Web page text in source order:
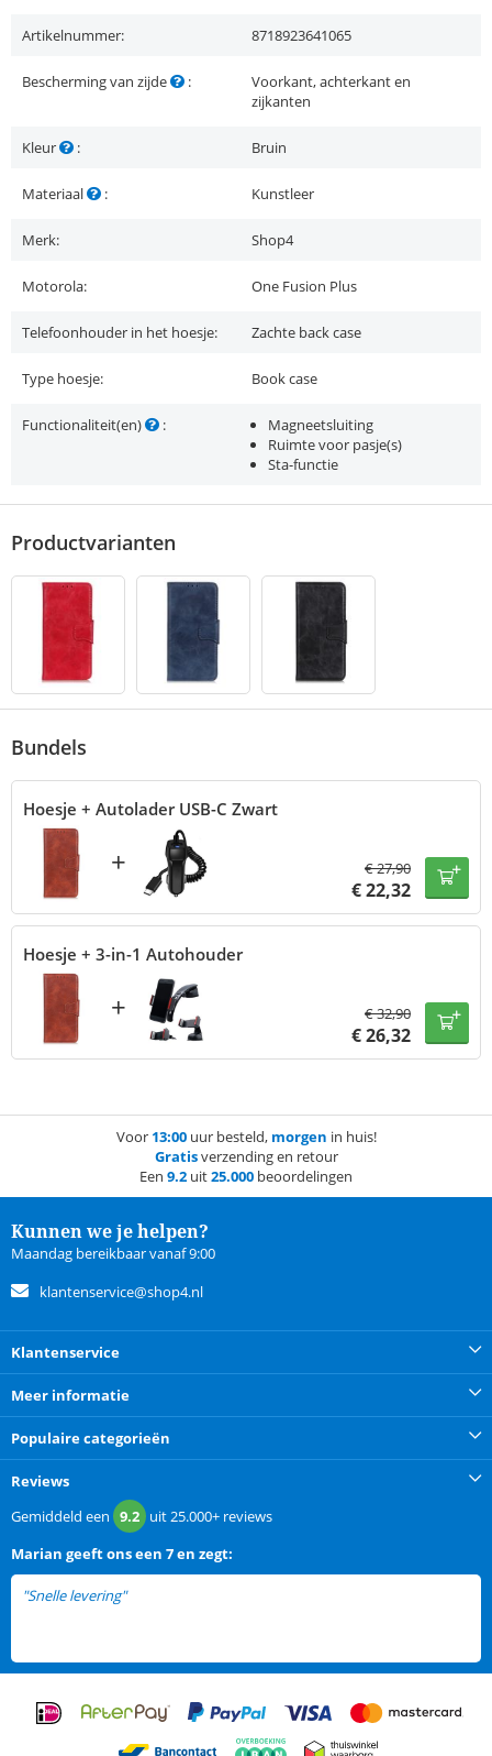
Artikelnummer: 8718923641065
Bescherming van zijde :
Voorkant, achterkant en
zijkanten
Kleur : Bruin
Materiaal : Kunstleer
Merk: Shop4
Motorola: One Fusion Plus
Telefoonhouder in het hoesje: Zachte back case
Type hoesje: Book case
Functionaliteit(en) :
Magneetsluiting
Ruimte voor pasje(s)
Sta-functie
Productvarianten
Bundels
Hoesje + Autolader USB-C Zwart
+ €27,90
€22,32
Hoesje + 3-in-1 Autohouder
+ €32,90
€26,32
Voor 13:00uur besteld, morgen in huis!
Gratisverzending en retour
Een 9.2 uit25.000 beoordelingen
Kunnen we je helpen?
Maandag bereikbaar vanaf 9:00
klantenservice@shop4.nl
Klantenservice
Meer informatie
Populaire categorieën
Reviews
Gemiddeld een 9.2 uit25.000+ reviews
Marian geeft ons een 7 en zegt:
"Snelle levering"